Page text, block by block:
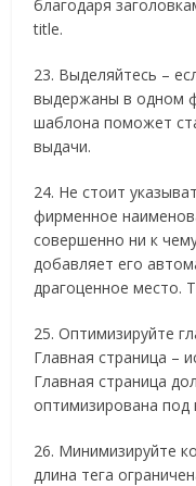
благодаря
title.
23. Выделяйтесь –
выдержаны в одном
шаблона поможет
выдачи.
24. Не стоит
фирменное
совершенно ни к
добавляет его
драгоценное место.
25. Оптимизируйте
Главная страница –
Главная страница
оптимизирована под
26. Минимизируйте
длина тега